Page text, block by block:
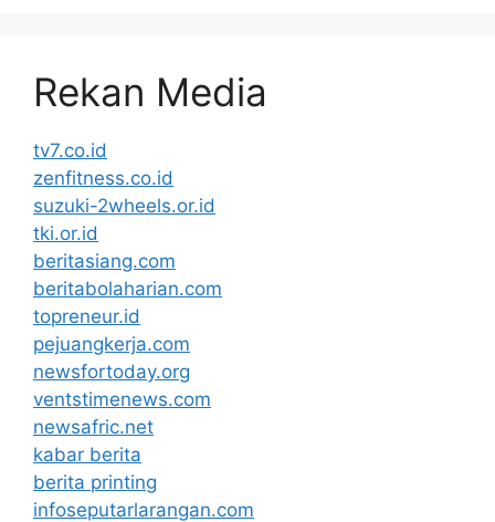
Rekan Media
tv7.co.id
zenfitness.co.id
suzuki-2wheels.or.id
tki.or.id
beritasiang.com
beritabolaharian.com
topreneur.id
pejuangkerja.com
newsfortoday.org
ventstimenews.com
newsafric.net
kabar berita
berita printing
infoseputarlarangan.com